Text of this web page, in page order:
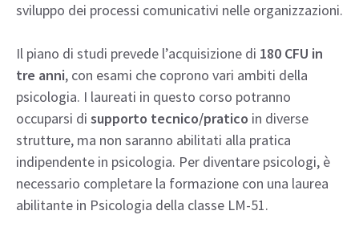
sviluppo dei processi comunicativi nelle organizzazioni.
Il piano di studi prevede l’acquisizione di 180 CFU in
tre anni, con esami che coprono vari ambiti della
psicologia. I laureati in questo corso potranno
occuparsi di supporto tecnico/pratico in diverse
strutture, ma non saranno abilitati alla pratica
indipendente in psicologia. Per diventare psicologi, è
necessario completare la formazione con una laurea
abilitante in Psicologia della classe LM-51.